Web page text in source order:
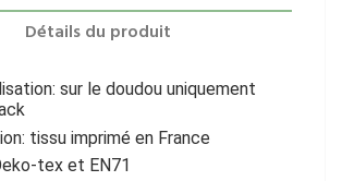
Détails du produit
sur le doudou uniquement
tissu imprimé en France
tex et EN71